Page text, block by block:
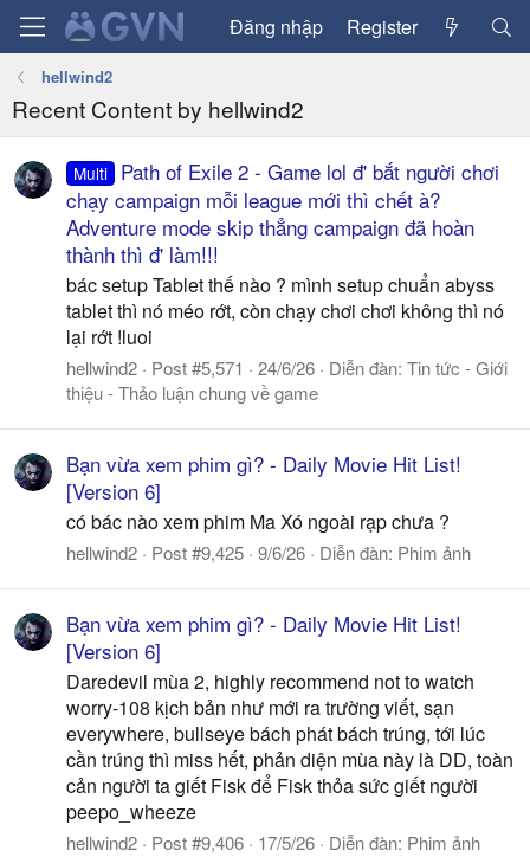
Đăng nhập Register
hellwind2
Recent Content by hellwind2
Multi
Path of Exile 2 - Game lol đ' bắt người chơi
chạy campaign mỗi league mới thì chết à?
Adventure mode skip thẳng campaign đã hoàn
thành thì đ' làm!!!
bác setup Tablet thế nào ? mình setup chuẩn abyss
tablet thì nó méo rớt, còn chạy chơi chơi không thì nó
lại rớt !luoi
hellwind2 Post #5,571 24/6/26 Diễn đàn: Tin tức - Giới
thiệu - Thảo luận chung về game
Bạn vừa xem phim gì? - Daily Movie Hit List!
[Version 6]
có bác nào xem phim Ma Xó ngoài rạp chưa ?
hellwind2 Post #9,425 9/6/26 Diễn đàn: Phim ảnh
Bạn vừa xem phim gì? - Daily Movie Hit List!
[Version 6]
Daredevil mùa 2, highly recommend not to watch
worry-108 kịch bản như mới ra trường viết, sạn
everywhere, bullseye bách phát bách trúng, tới lúc
cần trúng thì miss hết, phản diện mùa này là DD, toàn
cản người ta giết Fisk để Fisk thỏa sức giết người
peepo_wheeze
hellwind2 Post #9,406 17/5/26 Diễn đàn: Phim ảnh